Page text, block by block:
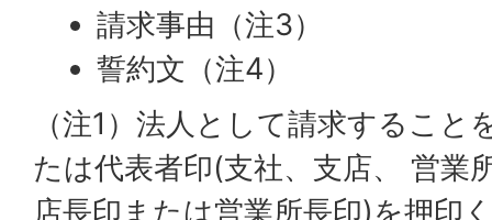
請求事由（注3）
誓約文（注4）
（注1）法人として請求するこ
たは代表者印(支社、支店、 営業
店長印または営業所長印)を押印